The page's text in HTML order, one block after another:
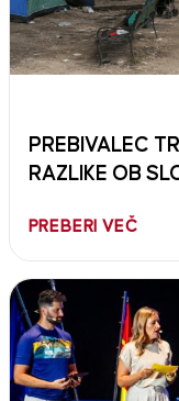
PREBIVALEC
RAZLIKE OB
PREBERI VEČ